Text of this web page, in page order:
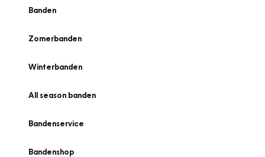
Banden
Zomerbanden
Winterbanden
All season banden
Bandenservice
Bandenshop